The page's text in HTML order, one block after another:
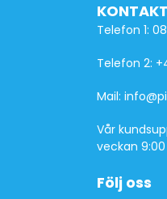
KONTAKT
Telefon 1:
Telefon 2:
Mail:
Vår
veckan 9:00
Följ oss